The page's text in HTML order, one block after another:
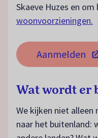
Skaeve Huzes en
woonvoorzieningen.
Aanmelden
(opent in een
Wat wordt er
We kijken niet alleen
naar het buitenland: